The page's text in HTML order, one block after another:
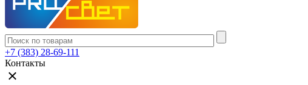
+7 (383) 28-69-111
Контакты